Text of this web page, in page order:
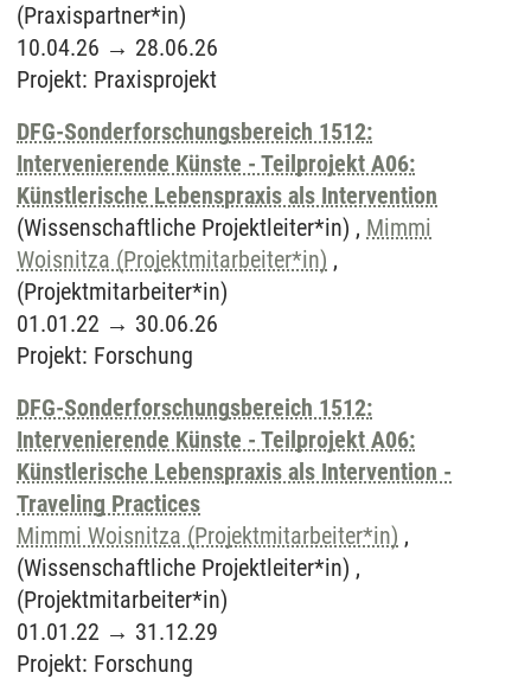
(Praxispartner*in)
10.04.26 → 28.06.26
Projekt: Praxisprojekt
DFG-Sonderforschungsbereich 1512:
Intervenierende Künste - Teilprojekt A06:
Künstlerische Lebenspraxis als Intervention
(Wissenschaftliche Projektleiter*in) , Mimmi
Woisnitza (Projektmitarbeiter*in) ,
(Projektmitarbeiter*in)
01.01.22 → 30.06.26
Projekt: Forschung
DFG-Sonderforschungsbereich 1512:
Intervenierende Künste - Teilprojekt A06:
Künstlerische Lebenspraxis als Intervention -
Traveling Practices
Mimmi Woisnitza (Projektmitarbeiter*in) ,
(Wissenschaftliche Projektleiter*in) ,
(Projektmitarbeiter*in)
01.01.22 → 31.12.29
Projekt: Forschung